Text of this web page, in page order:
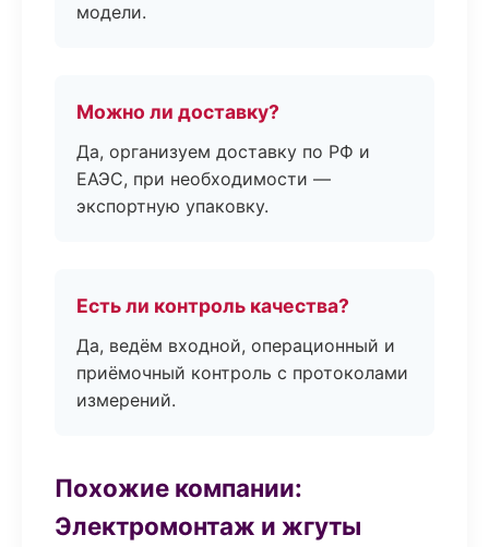
модели.
Можно ли доставку?
Да, организуем доставку по РФ и
ЕАЭС, при необходимости —
экспортную упаковку.
Есть ли контроль качества?
Да, ведём входной, операционный и
приёмочный контроль с протоколами
измерений.
Похожие компании:
Электромонтаж и жгуты